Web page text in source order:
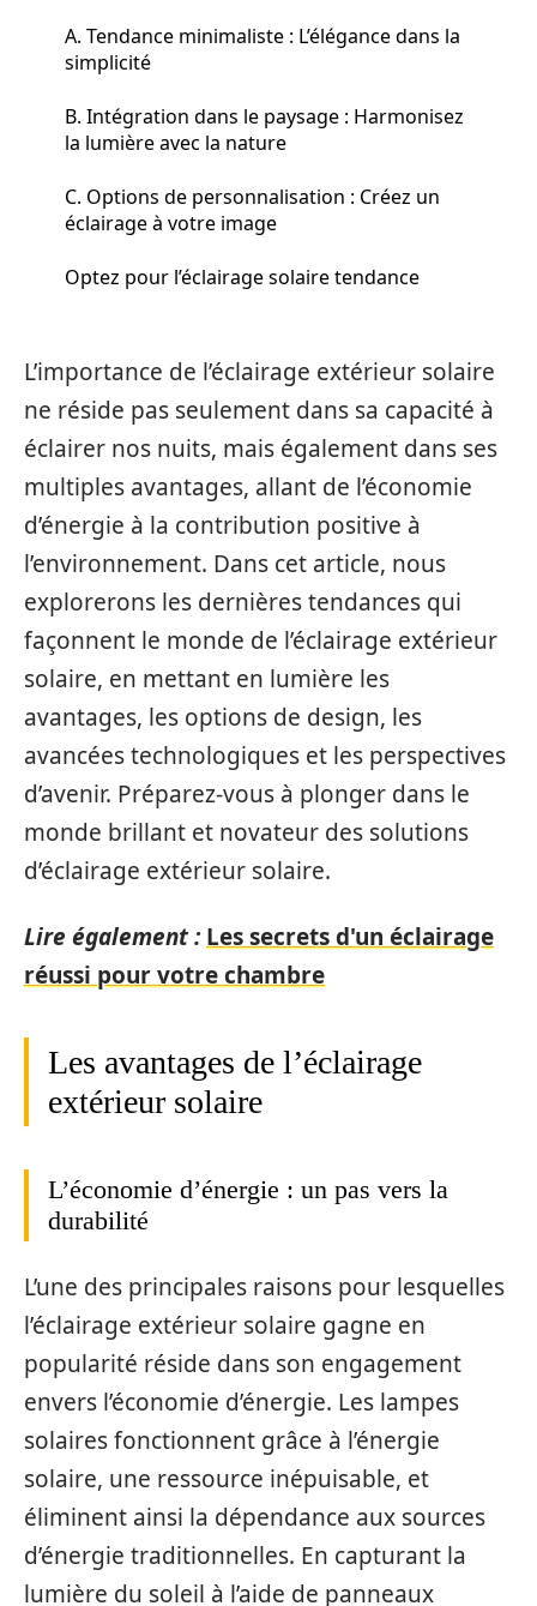
A. Tendance minimaliste : L’élégance dans la
simplicité
B. Intégration dans le paysage : Harmonisez
la lumière avec la nature
C. Options de personnalisation : Créez un
éclairage à votre image
Optez pour l’éclairage solaire tendance
L’importance de l’éclairage extérieur solaire
ne réside pas seulement dans sa capacité à
éclairer nos nuits, mais également dans ses
multiples avantages, allant de l’économie
d’énergie à la contribution positive à
l’environnement. Dans cet article, nous
explorerons les dernières tendances qui
façonnent le monde de l’éclairage extérieur
solaire, en mettant en lumière les
avantages, les options de design, les
avancées technologiques et les perspectives
d’avenir. Préparez-vous à plonger dans le
monde brillant et novateur des solutions
d’éclairage extérieur solaire.
Lire également : Les secrets d'un éclairage
réussi pour votre chambre
Les avantages de l’éclairage
extérieur solaire
L’économie d’énergie : un pas vers la
durabilité
L’une des principales raisons pour lesquelles
l’éclairage extérieur solaire gagne en
popularité réside dans son engagement
envers l’économie d’énergie. Les lampes
solaires fonctionnent grâce à l’énergie
solaire, une ressource inépuisable, et
éliminent ainsi la dépendance aux sources
d’énergie traditionnelles. En capturant la
lumière du soleil à l’aide de panneaux